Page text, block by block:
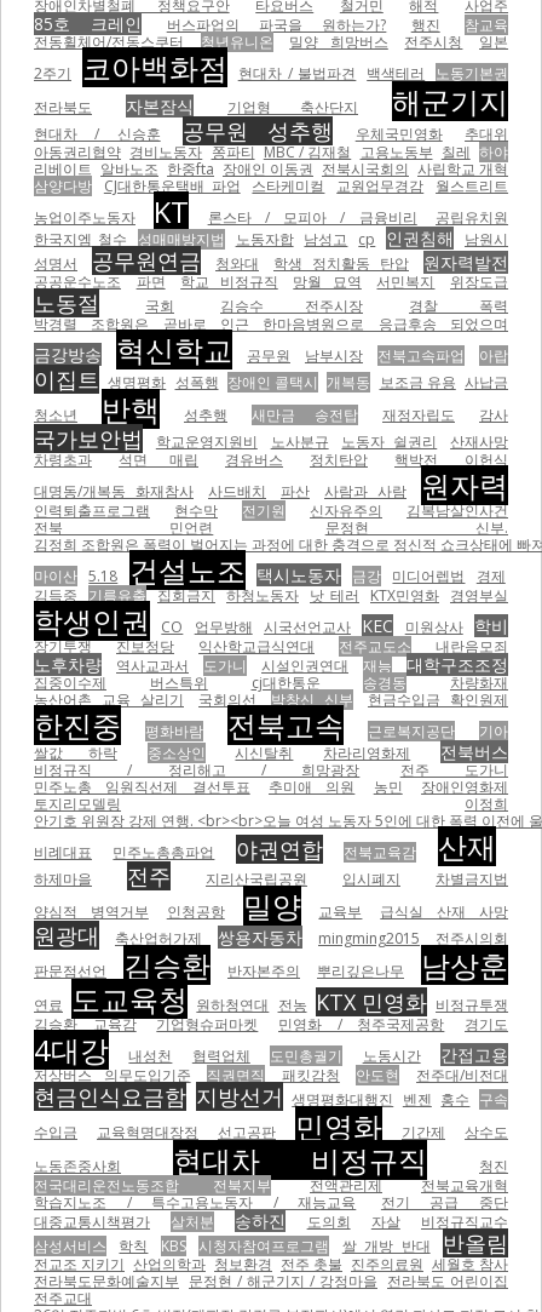
장애인차별철폐 정책요구안
타요버스 철거민 해적 사업주
85호 크레인 버스파업의 파국을 원하는가? 행진
참교육
전동휠체어/전동스쿠터
청년유니온 밀양 희망버스 전주시청
일본
2주기
코아백화점 현대차 / 불법파견 백색테러
노동기본권
전라북도
자본잠식 기업형 축산단지 해군기지
현대차 / 신승훈 공무원 성추행 우체국민영화
추대위
아동권리협약 경비노동자 쫑파티 MBC / 김재철 고용노동부 칠레 하야
리베이트 알바노조 한중fta 장애인 이동권 전북시국회의 사립학교 개혁
삼양다방
CJ대한통운택배 파업 스타케미컬 교원업무경감
월스트리트
농업이주노동자
KT 론스타 / 모피아 / 금융비리
공립유치원
한국지엠 철수
성매매방지법 노동자합 남성고 cp 인권침해
남원시
성명서
공무원연금 청와대 학생 정치활동 탄압 원자력발전
공공운수노조 파면 학교 비정규직 망월 묘역 서민복지 위장도급
노동절 국회 김승수 전주시장
경찰 폭력
박경렬 조합원은 곧바로 인근 한마음병원으로 응급후송 되었으며
금강방송 혁신학교 공무원 남부시장 전북고속파업 아랍
이집트 생명평화 성폭행 장애인 콜택시 개복동 보조금 유용 사납금
청소년
반핵 성추행 새만금 송전탑 재정자립도 감사
국가보안법 학교운영지원비 노사분규 노동자 쉴권리
산재사망
차령초과
석면 매립 경유버스 정치탄압 핵박전
이헌식
대명동/개복동 화재참사
사드배치 파산 사람과 사람 원자력
인력퇴출프로그램 현수막 전기원 신자유주의
김복남살인사건
전북 민언련
문정현 신부.
김정희 조합원은 폭력이 벌어지는 과정에 대한 충격으로 정신적 쇼크상태에 빠
마이산 5.18 건설노조 택시노동자 금강 미디어렙법
경제
김득중
기름유출 집회금지 하청노동자 낫 테러 KTX민영화 경영부실
학생인권 CO 업무방해 시국선언교사 KEC 미원상사 학비
장기투쟁 진보정당 익산학교급식연대 전주교도소 내란음모죄
노후차량 역사교과서 도가니 시설인권연대 재능 대학구조조정
집중이수제 버스특위 cj대한통운 송경동
차량화재
농산어촌 교육 살리기
국회의선 박창신 신부 현금수입금 확인원제
한진중 평화바람 전북고속 근로복지공단
기아
쌀값 하락
중소상인 시신탈취 차라리영화제 전북버스
비정규직 / 정리해고 / 희망광장
전주 도가니
민주노총 임원직선제 결선투표
추미애 의원 농민
장애인영화제
토지리모델링
이정희
안기호 위원장 강제 연행. <br><br>오늘 여성 노동자 5인에 대한 폭력 이전
비례대표
민주노총총파업 야권연합 전북교육감 산재
하제마을 전주 지리산국립공원 입시폐지
차별금지법
양심적 병역거부
인청공항 밀양 교육부 급식실 산재 사망
원광대 축산업허가제 쌍용자동차 mingming2015
전주시의회
판문점선언
김승환 반자본주의 뿌리깊은나무 남상훈
연료 도교육청 원하청연대 전농 KTX 민영화 비정규투쟁
김승환 교육감
기업형슈퍼마켓 민영화 / 청주국제공항 경기도
4대강 내성천 협력업체 도민총궐기 노동시간 간접고용
저상버스 의무도입기준 직권면직 패킷감청 안도현 전주대/비전대
현금인식요금함 지방선거 생명평화대행진 벤젠 홍수 구속
수입금
교육혁명대장정 선고공판 민영화 기간제
상수도
노동존중사회
현대차 비정규직
청진
전국대리운전노동조합 전북지부
전액관리제
전북교육개혁
학습지노조 / 특수고용노동자 / 재능교육
전기 공급 중단
대중교통시책평가
살처분 송하진 도의회 자살
비정규직교수
삼성서비스
학칙 KBS 시청자참여프로그램 쌀 개방 반대 반올림
전교조 지키기 산업의학과 청보환경 전주 촛불 진주의료원 세월호 참사
전라북도문화예술지부 문정현 / 해군기지 / 강정마을 전라북도 어린이집
전주교대